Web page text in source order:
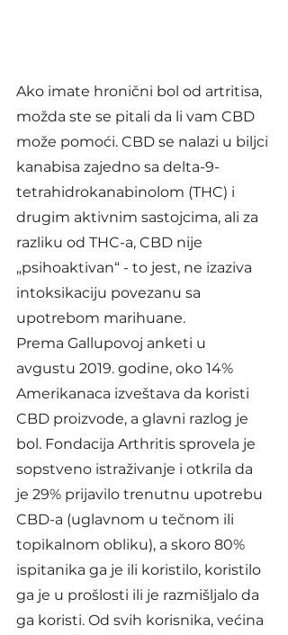
Ako imate hronični bol od artritisa,
možda ste se pitali da li vam CBD
može pomoći. CBD se nalazi u biljci
kanabisa zajedno sa delta-9-
tetrahidrokanabinolom (THC) i
drugim aktivnim sastojcima, ali za
razliku od THC-a, CBD nije
„psihoaktivan“ - to jest, ne izaziva
intoksikaciju povezanu sa
upotrebom marihuane.
Prema Gallupovoj anketi u
avgustu 2019. godine, oko 14%
Amerikanaca izveštava da koristi
CBD proizvode, a glavni razlog je
bol. Fondacija Arthritis sprovela je
sopstveno istraživanje i otkrila da
je 29% prijavilo trenutnu upotrebu
CBD-a (uglavnom u tečnom ili
topikalnom obliku), a skoro 80%
ispitanika ga je ili koristilo, koristilo
ga je u prošlosti ili je razmišljalo da
ga koristi. Od svih korisnika, većina